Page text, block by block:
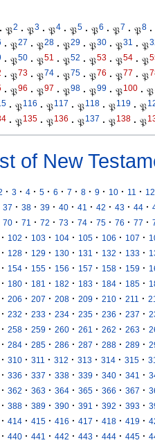
· 𝔓2 · 𝔓3 · 𝔓4 · 𝔓5 · 𝔓6 · 𝔓7 · 𝔓8 ·
· 𝔓27 · 𝔓28 · 𝔓29 · 𝔓30 · 𝔓31 · 𝔓
· 𝔓50 · 𝔓51 · 𝔓52 · 𝔓53 · 𝔓54 · 𝔓
· 𝔓73 · 𝔓74 · 𝔓75 · 𝔓76 · 𝔓77 · 𝔓
· 𝔓96 · 𝔓97 · 𝔓98 · 𝔓99 · 𝔓100 · 𝔓
· 𝔓116 · 𝔓117 · 𝔓118 · 𝔓119 · 𝔓
· 𝔓135 · 𝔓136 · 𝔓137 · 𝔓138 · 𝔓
of New
· 3 · 4 · 5 · 6 · 7 · 8 · 9 · 10 · 11 · 12
37 · 38 · 39 · 40 · 41 · 42 · 43 · 44 ·
70 · 71 · 72 · 73 · 74 · 75 · 76 · 77 ·
· 102 · 103 · 104 · 105 · 106 · 107 ·
· 128 · 129 · 130 · 131 · 132 · 133 ·
· 154 · 155 · 156 · 157 · 158 · 159 ·
· 180 · 181 · 182 · 183 · 184 · 185 ·
· 206 · 207 · 208 · 209 · 210 · 211 ·
· 232 · 233 · 234 · 235 · 236 · 237 ·
· 258 · 259 · 260 · 261 · 262 · 263 ·
· 284 · 285 · 286 · 287 · 288 · 289 ·
· 310 · 311 · 312 · 313 · 314 · 315 ·
· 336 · 337 · 338 · 339 · 340 · 341 ·
· 362 · 363 · 364 · 365 · 366 · 367 ·
· 388 · 389 · 390 · 391 · 392 · 393 ·
· 414 · 415 · 416 · 417 · 418 · 419 ·
· 440 · 441 · 442 · 443 · 444 · 445 ·